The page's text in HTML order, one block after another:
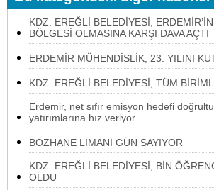
KDZ. EREĞLİ BELEDİYESİ,
BÖLGESİ OLMASINA KARŞI DAVA AÇTI
ERDEMİR MÜHENDİSLİK, 23. YILINI
KDZ. EREĞLİ BELEDİYESİ, TÜM
Erdemir, net sıfır emisyon hedefi
yatırımlarına hız veriyor
BOZHANE LİMANI GÜN SAYIYOR
KDZ. EREĞLİ BELEDİYESİ, BİN
OLDU